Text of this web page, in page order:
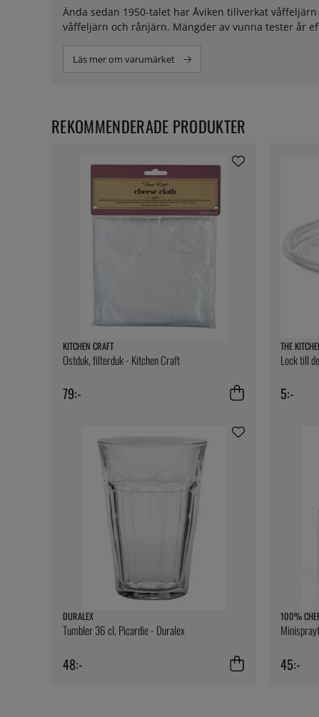
Ända sedan 1950-talet har Åviken tillverkat
våffeljärn och rånjärn. Mängder av vunna tester år
Läs mer om varumärket
KITCHEN CRAFT
Ostduk, filterduk - Kitchen Craft
79:-
THE
Lock till
5:-
DURALEX
Tumbler 36 cl, Picardie - Duralex
48:-
100%
45:-
REKOMMENDERADE PRODUKTER